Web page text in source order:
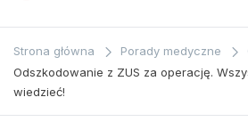
Ratownik
Medyczny
zagadnieniom z
dziedziny
medycyny oraz
Strona główna Porady medyczne
Odszkodowanie z ZUS za operację.
wiedzieć!